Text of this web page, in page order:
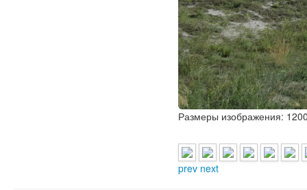
Размеры изображения:
prev next